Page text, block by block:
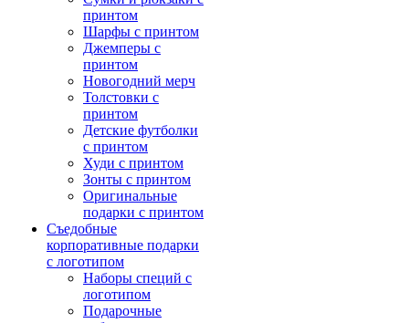
принтом
Шарфы с принтом
Джемперы с
принтом
Новогодний мерч
Толстовки с
принтом
Детские футболки
с принтом
Худи с принтом
Зонты с принтом
Оригинальные
подарки с принтом
Съедобные
корпоративные подарки
с логотипом
Наборы специй с
логотипом
Подарочные